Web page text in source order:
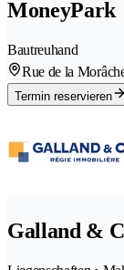
MoneyPark
Bautreuhand
Rue de la
Termin reservieren
Galland &